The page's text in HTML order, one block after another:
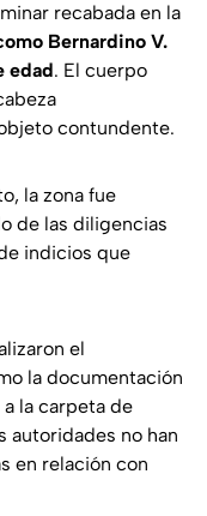
recabada en la
Bernardino V.
edad. El cuerpo
contundente.
la zona fue
de las diligencias
indicios que
el
la documentación
la carpeta de
autoridades no han
en relación con